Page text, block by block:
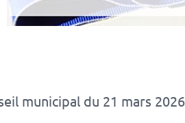
municipal du 21 mars